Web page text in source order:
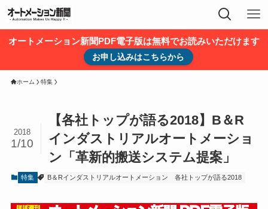
オートメーション新聞PDF電子版は無料でお読みいただけます
お申し込みはこちらから
ホーム 特集
【各社トップが語る2018】B＆R
インダストリアルオートメーショ
ン「革新的搬送システム提案」
2018
1/10
特集 B＆Rインダストリアルオートメーション 各社トップが語る2018